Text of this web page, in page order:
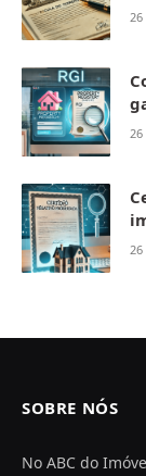
SOBRE NÓS
No ABC do